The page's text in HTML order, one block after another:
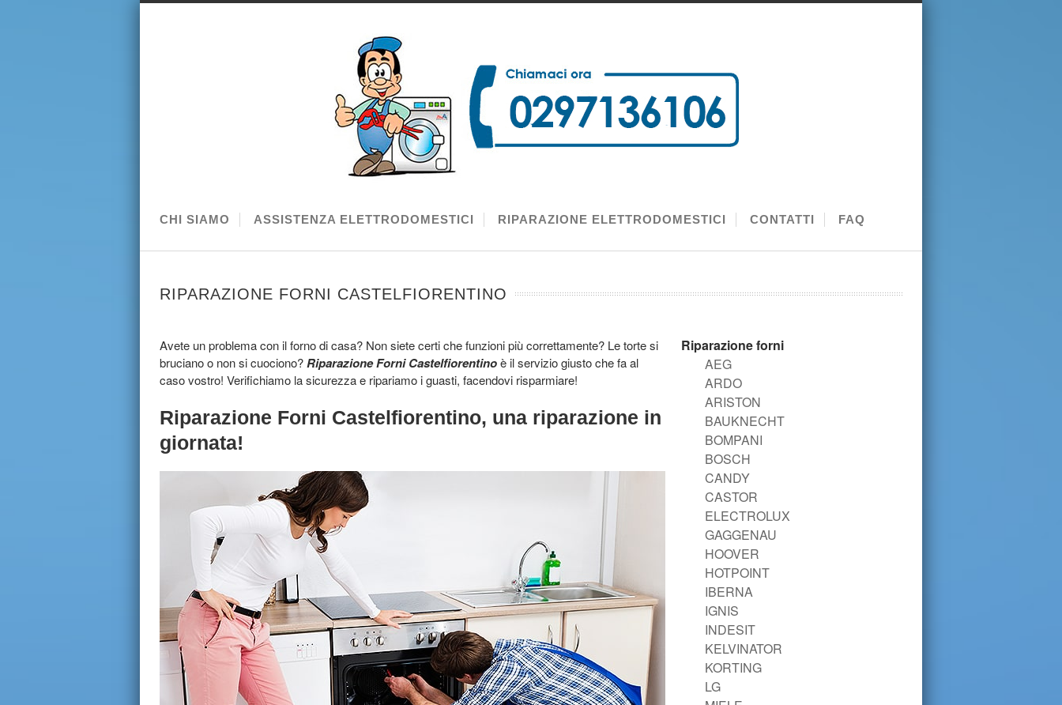
CHI SIAMO ASSISTENZA ELETTRODOMESTICI RIPARAZIONE ELETTRODOMESTICI CONTATTI FAQ
RIPARAZIONE FORNI CASTELFIORENTINO
Avete un problema con il forno di casa? Non siete certi che funzioni più correttamente? Le torte si
bruciano o non si cuociono?Riparazione Forni Castelfiorentinoè il servizio giusto che fa al
caso vostro! Verifichiamo la sicurezza e ripariamo i guasti, facendovi risparmiare!
Riparazione Forni Castelfiorentino, una riparazione in
giornata!
Riparazione forni
AEG
ARDO
ARISTON
BAUKNECHT
BOMPANI
BOSCH
CANDY
CASTOR
ELECTROLUX
GAGGENAU
HOOVER
HOTPOINT
IBERNA
IGNIS
INDESIT
KELVINATOR
KORTING
LG